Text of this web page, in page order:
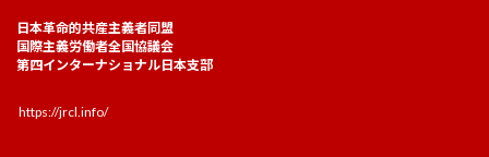
日本革命的共産主義者同盟
国際主義労働者全国協議会
第四インターナショナル日本支部
https://jrcl.info/